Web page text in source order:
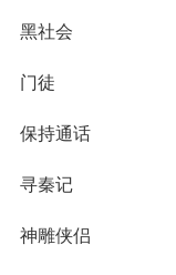
黑社会
门徒
保持通话
寻秦记
神雕侠侣